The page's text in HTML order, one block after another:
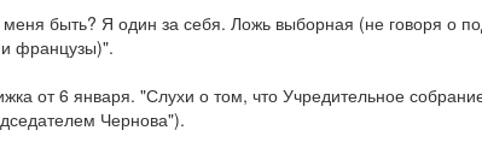
меня быть? Я один за себя. Ложь выборная (не говоря о
французы)".
от 6 января. "Слухи о том, что Учредительное
Чернова").